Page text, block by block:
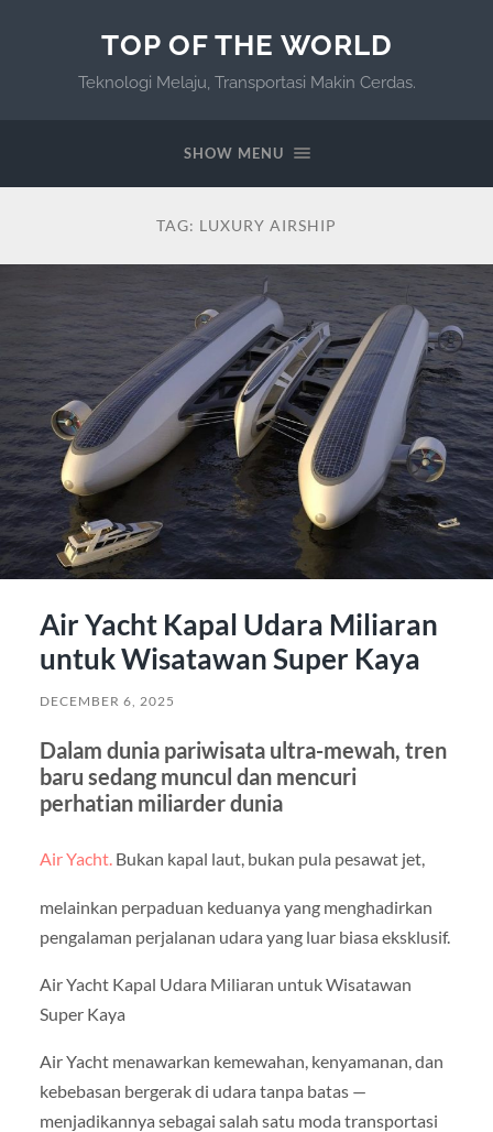
TOP OF THE WORLD
Teknologi Melaju, Transportasi Makin Cerdas.
SHOW MENU
TAG: LUXURY AIRSHIP
Air Yacht Kapal Udara Miliaran
untuk Wisatawan Super Kaya
DECEMBER 6, 2025
Dalam dunia pariwisata ultra-mewah, tren
baru sedang muncul dan mencuri
perhatian miliarder dunia
Air Yacht.Bukan kapal laut, bukan pula pesawat jet,
melainkan perpaduan keduanya yang menghadirkan
pengalaman perjalanan udara yang luar biasa eksklusif.
Air Yacht Kapal Udara Miliaran untuk Wisatawan
Super Kaya
Air Yacht menawarkan kemewahan, kenyamanan, dan
kebebasan bergerak di udara tanpa batas —
menjadikannya sebagai salah satu moda transportasi